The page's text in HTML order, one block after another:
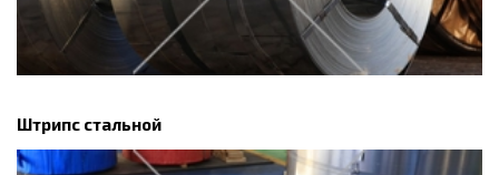
Штрипс стальной